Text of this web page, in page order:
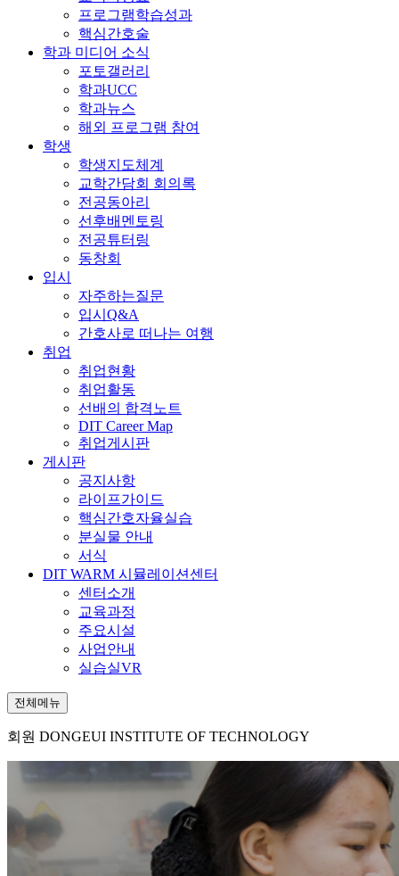
프로그램학습성과
핵심간호술
학과 미디어 소식
포토갤러리
학과UCC
학과뉴스
해외 프로그램 참여
학생
학생지도체계
교학간담회 회의록
전공동아리
선후배멘토링
전공튜터링
동창회
입시
자주하는질문
입시Q&A
간호사로 떠나는 여행
취업
취업현황
취업활동
선배의 합격노트
DIT Career Map
취업게시판
게시판
공지사항
라이프가이드
핵심간호자율실습
분실물 안내
서식
DIT WARM 시뮬레이션센터
센터소개
교육과정
주요시설
사업안내
실습실VR
전체메뉴
회원 DONGEUI INSTITUTE OF TECHNOLOGY